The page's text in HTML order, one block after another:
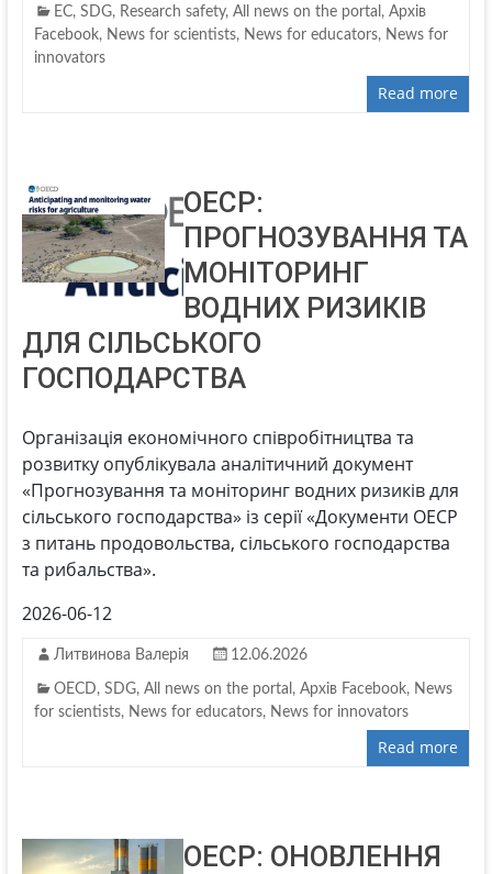
EC, SDG, Research safety, All news on the portal , Архів
Facebook, News for scientists, News for educators, News for
innovators
Read more
ОЕСР:
ПРОГНОЗУВАННЯ ТА
МОНІТОРИНГ
ВОДНИХ РИЗИКІВ
ДЛЯ СІЛЬСЬКОГО
ГОСПОДАРСТВА
Організація економічного співробітництва та
розвитку опублікувала аналітичний документ
«Прогнозування та моніторинг водних ризиків для
сільського господарства» із серії «Документи ОЕСР
з питань продовольства, сільського господарства
та рибальства».
2026-06-12
Литвинова Валерія 12.06.2026
OECD, SDG, All news on the portal , Архів Facebook, News
for scientists, News for educators, News for innovators
Read more
ОЕСР: ОНОВЛЕННЯ